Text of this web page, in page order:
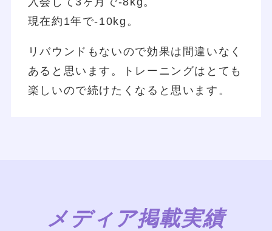
現在約1年で-10kg。
リバウンドもないので効果は間違いなく
あると思います。トレーニングはとても
楽しいので続けたくなると思います。
メディア掲載実績